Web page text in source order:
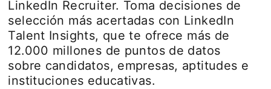
LinkedIn Recruiter. Toma decisiones de
selección más acertadas con LinkedIn
Talent Insights, que te ofrece más de
12.000 millones de puntos de datos
sobre candidatos, empresas, aptitudes e
instituciones educativas.